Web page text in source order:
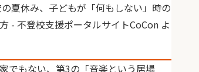
夏休み、子どもが「何もしない」時の
- 不登校支援ポータルサイトCoCon よ
でもない、第3の「音楽という居場